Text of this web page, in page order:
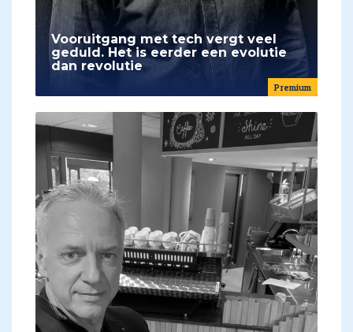
Premium
Vooruitgang met tech vergt veel
geduld. Het is eerder een evolutie
dan revolutie